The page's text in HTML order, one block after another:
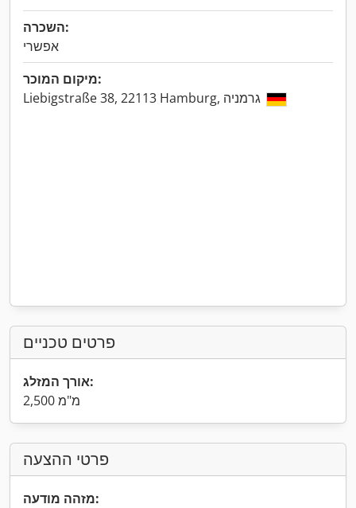
השכרה:
אפשרי
מיקום המוכר:
פרטים טכניים
אורך המזלג:
2,500 מ"מ
פרטי ההצעה
מזהה מודעה: